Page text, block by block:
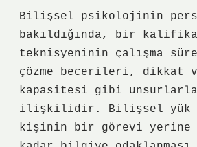
Bilişsel psikolojinin
bakıldığında, bir
teknisyeninin çalışma
çözme becerileri, dikkat
kapasitesi gibi unsurlarla
ilişkilidir. Bilişsel yük
kişinin bir görevi yerine